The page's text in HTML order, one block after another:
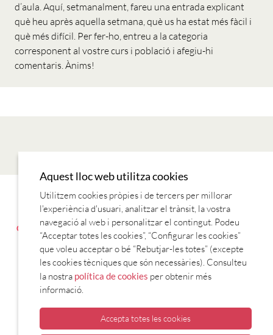
d’aula. Aquí, setmanalment, fareu una entrada explicant
què heu après aquella setmana, què us ha estat més fàcil i
què més difícil. Per fer-ho, entreu a la categoria
corresponent al vostre curs i població i afegiu-hi
comentaris. Ànims!
LECTURESMÚSICAREVISTESSÈRIES TV TEORIA
COM PARLEM DE FETS PASSATSCONTRAST DE PASSATS
GUSTOS I PREFERÈNCIESCOM ENS PRESENTEM ELS DIES DE
LA SETMANA
TV I RÀDIO
Aquest lloc web utilitza cookies
Utilitzem cookies pròpies i de tercers per millorar
l'experiència d'usuari, analitzar el trànsit, la vostra
navegació al web i personalitzar el contingut. Podeu
“Acceptar totes les cookies”, “Configurar les cookies”
que voleu acceptar o bé “Rebutjar-les totes” (excepte
les cookies tècniques que són necessàries). Consulteu
la nostra política de cookies per obtenir més
informació.
Accepta totes les cookies